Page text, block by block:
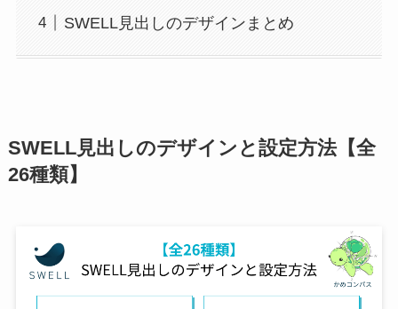
SWELL見出しのデザインまとめ
SWELL見出しのデザインと設定方法【全
26種類】